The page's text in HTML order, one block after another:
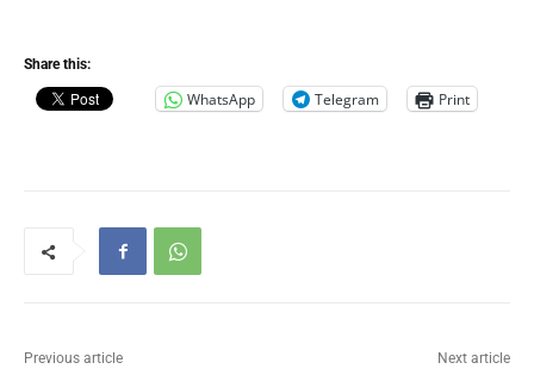
Share this:
WhatsApp Telegram Print
Previous article Next article